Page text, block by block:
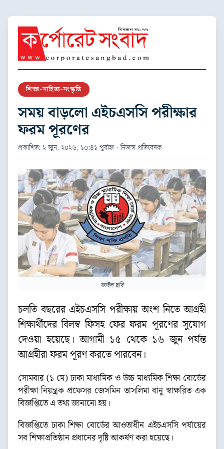
শিক্ষা-সাহিত্য-সংস্কৃতি
সময় বাড়লো এইচএসসি পরীক্ষার
ফরম পূরণের
প্রকাশিত: ২ জুন, ২০২৬, ১০:৪১ পূর্বাহ্ন · নিজস্ব প্রতিবেদক
ফাইল ছবি
চলতি বছরের এইচএসসি পরীক্ষায় অংশ নিতে আগ্রহী
শিক্ষার্থীদের বিলম্ব ফিসহ ফের ফরম পূরণের সুযোগ
দেওয়া হয়েছে। আগামী ১৫ থেকে ১৬ জুন পর্যন্ত
আগ্রহীরা ফরম পূরণ করতে পারবেন।
সোমবার (১ মে) ঢাকা মাধ্যমিক ও উচ্চ মাধ্যমিক শিক্ষা বোর্ডের
পরীক্ষা নিয়ন্ত্রক প্রফেসর জেসমিন তাসলিমা বানু স্বাক্ষরিত এক
বিজ্ঞপ্তিতে এ তথ্য জানানো হয়।
বিজ্ঞপ্তিতে ঢাকা শিক্ষা বোর্ডের আওতাধীন এইচএসসি পর্যায়ের
সব শিক্ষাপ্রতিষ্ঠান প্রধানের দৃষ্টি আকর্ষণ করা হয়েছে।